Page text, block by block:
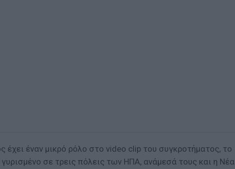
έχει έναν μικρό ρόλο στο video clip του συγκροτήματος, το
γυρισμένο σε τρεις πόλεις των ΗΠΑ, ανάμεσά τους και η Νέα